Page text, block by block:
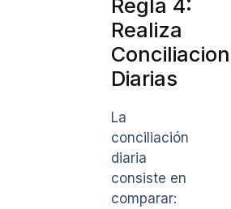
Regla 4:
Realiza
Diarias
La
conciliación
diaria
consiste en
comparar: